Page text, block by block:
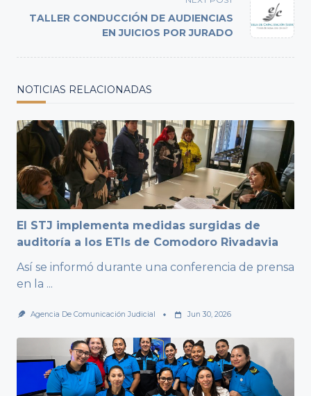
reader-
text">Page</span>
TALLER CONDUCCIÓN DE AUDIENCIAS
EN JUICIOS POR JURADO
NOTICIAS RELACIONADAS
El STJ implementa medidas surgidas de
auditoría a los ETIs de Comodoro Rivadavia
Así se informó durante una conferencia de prensa
en la ...
Agencia De Comunicación Judicial Jun 30, 2026